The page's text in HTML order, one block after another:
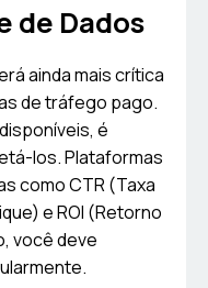
de Dados
ainda mais crítica
de tráfego pago.
é
los. Plataformas
como CTR (Taxa
e ROI (Retorno
você deve